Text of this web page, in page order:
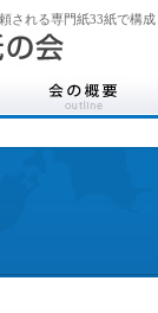
される専門紙33紙で構成